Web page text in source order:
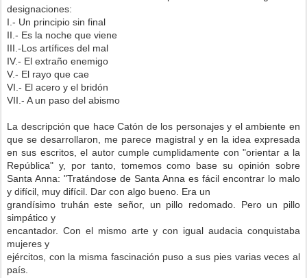
designaciones:
I.- Un principio sin final
II.- Es la noche que viene
III.-Los artífices del mal
IV.- El extraño enemigo
V.- El rayo que cae
VI.- El acero y el bridón
VII.- A un paso del abismo
La descripción que hace Catón de los personajes y el ambiente en
que se desarrollaron, me parece magistral y en la idea expresada
en sus escritos, el autor cumple cumplidamente con "orientar a la
República" y, por tanto, tomemos como base su opinión sobre
Santa Anna: "Tratándose de Santa Anna es fácil encontrar lo malo
y difícil, muy difícil. Dar con algo bueno. Era un
grandísimo truhán este señor, un pillo redomado. Pero un pillo
simpático y
encantador. Con el mismo arte y con igual audacia conquistaba
mujeres y
ejércitos, con la misma fascinación puso a sus pies varias veces al
país.